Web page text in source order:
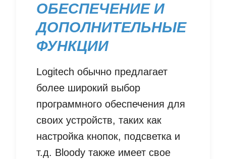
ОБЕСПЕЧЕНИЕ И
ДОПОЛНИТЕЛЬНЫЕ
ФУНКЦИИ
Logitech обычно предлагает
более широкий выбор
программного обеспечения для
своих устройств, таких как
настройка кнопок, подсветка и
т.д. Bloody также имеет свое